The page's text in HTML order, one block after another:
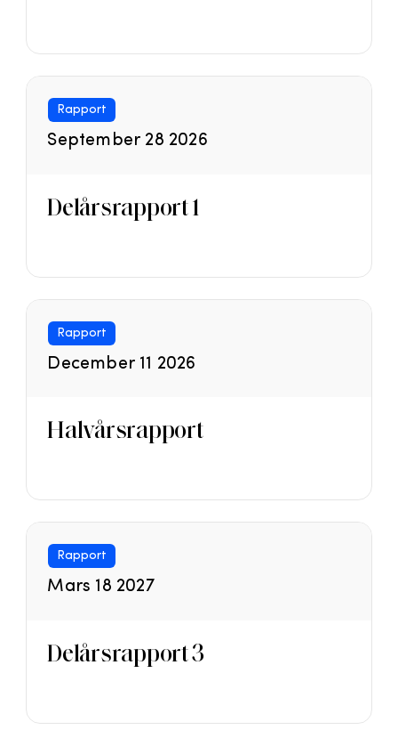
Rapport
September 28 2026
Delårsrapport 1
Rapport
December 11 2026
Halvårsrapport
Rapport
Mars 18 2027
Delårsrapport 3